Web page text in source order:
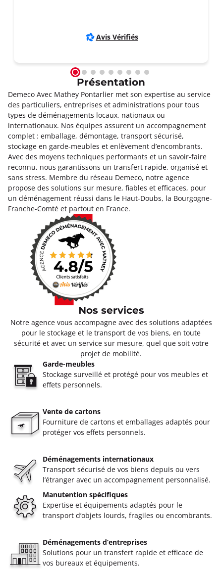
Avis Vérifiés
Présentation
Demeco Avec Mathey Pontarlier met son expertise au service
des particuliers, entreprises et administrations pour tous
types de déménagements locaux, nationaux ou
internationaux. Nos équipes assurent un accompagnement
complet : emballage, démontage, transport sécurisé,
stockage en garde-meubles et enlèvement d’encombrants.
Avec des moyens techniques performants et un savoir-faire
reconnu, nous garantissons un transfert rapide, organisé et
sans stress. Membre du réseau Demeco, notre agence
propose des solutions sur mesure, fiables et efficaces, pour
un déménagement réussi dans le Haut-Doubs, la Bourgogne-
Franche-Comté et partout en France.
Nos services
Notre agence vous accompagne avec des solutions adaptées
pour le stockage et le transport de vos biens, en toute
sécurité et avec un service sur mesure, quel que soit votre
projet de mobilité.
Garde-meubles
Stockage surveillé et protégé pour vos meubles et
effets personnels.
Vente de cartons
Fourniture de cartons et emballages adaptés pour
protéger vos effets personnels.
Déménagements internationaux
Transport sécurisé de vos biens depuis ou vers
l’étranger avec un accompagnement personnalisé.
Manutention spécifiques
Expertise et équipements adaptés pour le
transport d’objets lourds, fragiles ou encombrants.
Déménagements d’entreprises
Solutions pour un transfert rapide et efficace de
vos bureaux et équipements.